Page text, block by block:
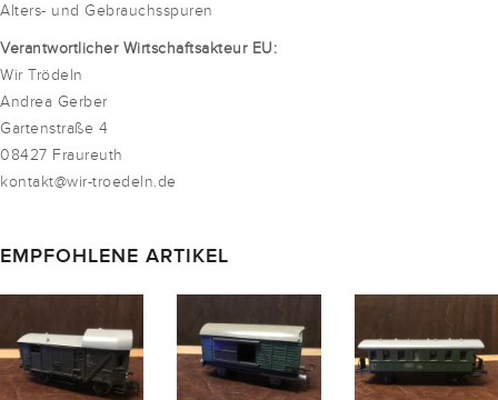
Alters- und Gebrauchsspuren
Verantwortlicher Wirtschaftsakteur EU:
Wir Trödeln
Andrea Gerber
Gartenstraße 4
08427 Fraureuth
kontakt@wir-troedeln.de
EMPFOHLENE ARTIKEL